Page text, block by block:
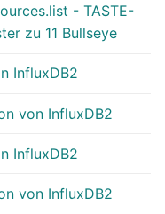
- TASTE-
zu 11 Bullseye
InfluxDB2
von InfluxDB2
InfluxDB2
von InfluxDB2